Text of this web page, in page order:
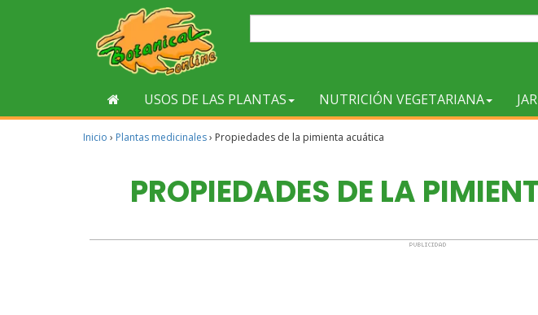
USOS DE LAS PLANTAS NUTRICIÓN VEGETARIANA
Inicio › Plantas medicinales› Propiedades de la pimienta acuática
PROPIEDADES DE LA